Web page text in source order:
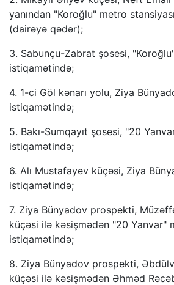
yanından "Koroğlu" metro
(dairəyə qədər);
3. Sabunçu-Zabrat şosesi,
istiqamətində;
4. 1-ci Göl kənarı yolu, Ziya
istiqamətində;
5. Bakı-Sumqayıt şosesi, "20
istiqamətində;
6. Alı Mustafayev küçəsi, Ziya
istiqamətində;
7. Ziya Bünyadov prospekti,
küçəsi ilə kəsişmədən "20 Yanvar"
istiqamətində;
8. Ziya Bünyadov prospekti,
küçəsi ilə kəsişmədən Əhməd